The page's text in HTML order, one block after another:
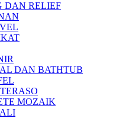
DAN RELIEF
DAN BATHTUB
MOZAIK